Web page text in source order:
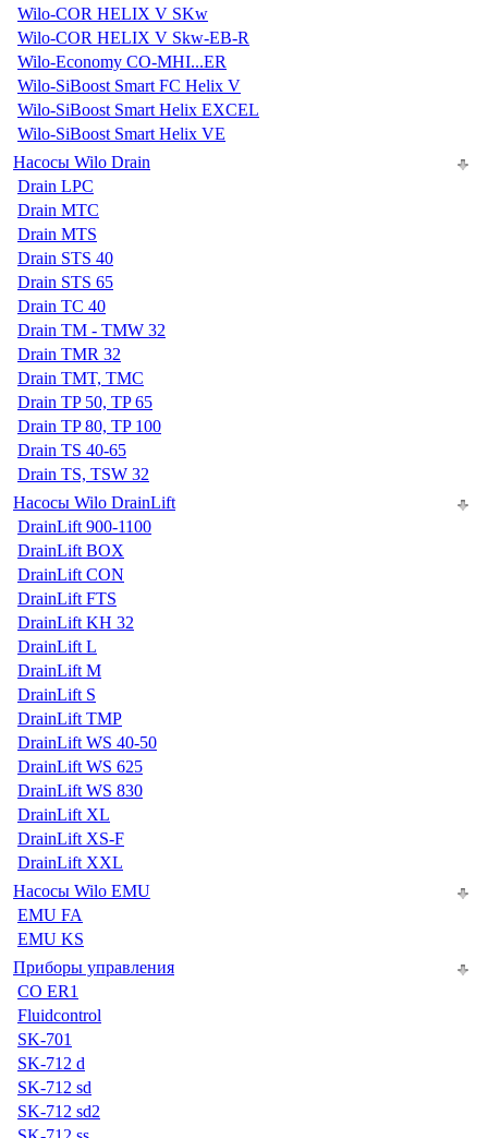
Wilo-COR HELIX V SKw
Wilo-COR HELIX V Skw-EB-R
Wilo-Economy CO-MHI...ER
Wilo-SiBoost Smart FC Helix V
Wilo-SiBoost Smart Helix EXCEL
Wilo-SiBoost Smart Helix VE
Насосы Wilo Drain
Drain LPC
Drain MTC
Drain MTS
Drain STS 40
Drain STS 65
Drain TC 40
Drain TM - TMW 32
Drain TMR 32
Drain TMT, TMC
Drain TP 50, TP 65
Drain TP 80, TP 100
Drain TS 40-65
Drain TS, TSW 32
Насосы Wilo DrainLift
DrainLift 900-1100
DrainLift BOX
DrainLift CON
DrainLift FTS
DrainLift KH 32
DrainLift L
DrainLift M
DrainLift S
DrainLift TMP
DrainLift WS 40-50
DrainLift WS 625
DrainLift WS 830
DrainLift XL
DrainLift XS-F
DrainLift XXL
Насосы Wilo EMU
EMU FA
EMU KS
Приборы управления
CO ER1
Fluidcontrol
SK-701
SK-712 d
SK-712 sd
SK-712 sd2